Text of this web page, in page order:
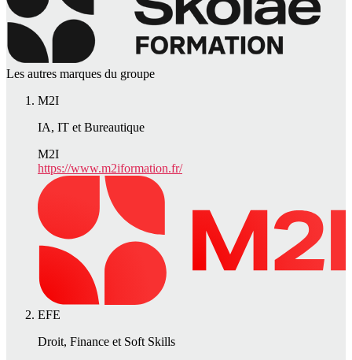
Les autres marques du groupe
M2I
IA, IT et Bureautique
M2I
https://www.m2iformation.fr/
EFE
Droit, Finance et Soft Skills